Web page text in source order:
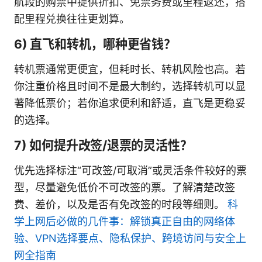
配里程兑换往往更划算。
6) 直飞和转机，哪种更省钱？
转机票通常更便宜，但耗时长、转机风险也高。若
你注重价格且时间不是最大制约，选择转机可以显
著降低票价；若你追求便利和舒适，直飞是更稳妥
的选择。
7) 如何提升改签/退票的灵活性？
优先选择标注“可改签/可取消”或灵活条件较好的票
型，尽量避免低价不可改签的票。了解清楚改签
费、差价，以及是否有免改签的时段等细则。 科
学上网后必做的几件事：解锁真正自由的网络体
验、VPN选择要点、隐私保护、跨境访问与安全上
网全指南